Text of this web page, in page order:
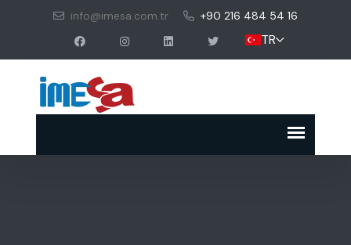
info@imesa.com.tr +90 216 484 54 16
TR